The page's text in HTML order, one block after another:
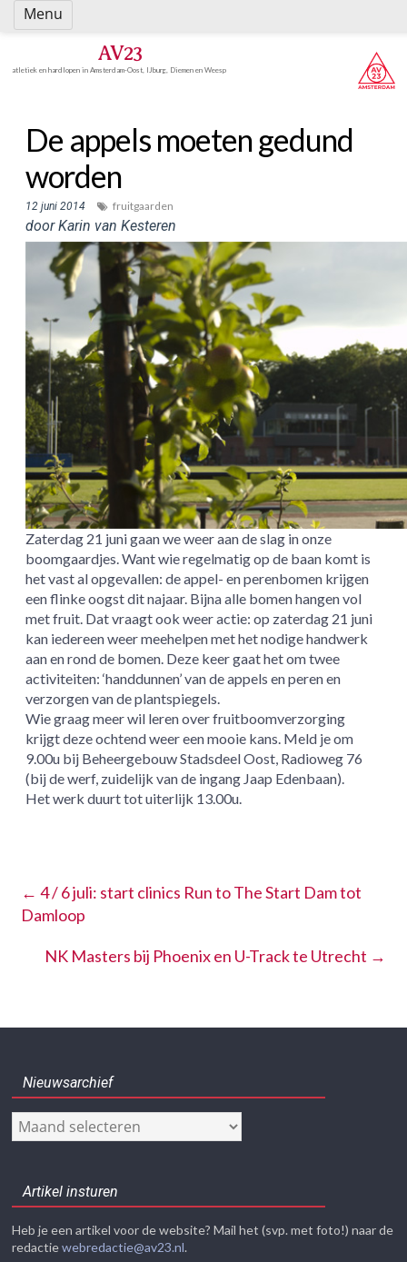
Spring
naar
AV23
atletiek en hardlopen in Amsterdam-Oost, IJburg, Diemen en Weesp
De appels moeten gedund
worden
12 juni 2014 fruitgaarden
door Karin van Kesteren
Zaterdag 21 juni gaan we weer aan de slag in onze
boomgaardjes. Want wie regelmatig op de baan komt is
het vast al opgevallen: de appel- en perenbomen krijgen
een flinke oogst dit najaar. Bijna alle bomen hangen vol
met fruit. Dat vraagt ook weer actie: op zaterdag 21 juni
kan iedereen weer meehelpen met het nodige handwerk
aan en rond de bomen. Deze keer gaat het om twee
activiteiten: ‘handdunnen’ van de appels en peren en
verzorgen van de plantspiegels.
Wie graag meer wil leren over fruitboomverzorging
krijgt deze ochtend weer een mooie kans. Meld je om
9.00u bij Beheergebouw Stadsdeel Oost, Radioweg 76
(bij de werf, zuidelijk van de ingang Jaap Edenbaan).
Het werk duurt tot uiterlijk 13.00u.
← 4 / 6 juli: start clinics Run to The Start Dam tot
Damloop
NK Masters bij Phoenix en U-Track te Utrecht →
Nieuwsarchief
Nieuwsarchief
Artikel insturen
Heb je een artikel voor de website? Mail het (svp. met foto!) naar de
redactiewebredactie@av23.nl.
Menu